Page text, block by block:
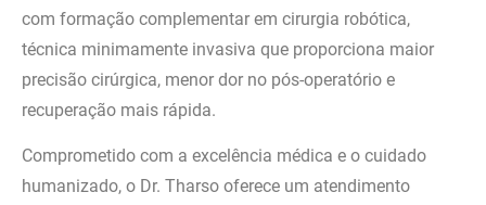
com formação complementar em cirurgia robótica,
técnica minimamente invasiva que proporciona maior
precisão cirúrgica, menor dor no pós-operatório e
recuperação mais rápida.
Comprometido com a excelência médica e o cuidado
humanizado, o Dr. Tharso oferece um atendimento